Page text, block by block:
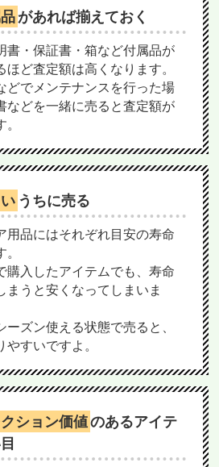
があれば揃えておく
書・保証書・箱など付属品が
ほど査定額は高くなります。
どでメンテナンスを行った場
などを一緒に売ると査定額が
うちに売る
用品にはそれぞれ目安の寿命
購入したアイテムでも、寿命
まうと安くなってしまいま
ーズン使える状態で売ると、
すいですよ。
ション価値のあるアイテ